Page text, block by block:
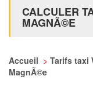
CALCULER
MAGNÃ©E
Accueil > Tarifs taxi
MagnÃ©e